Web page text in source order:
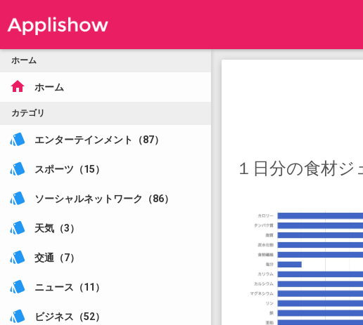
ホーム
home ホーム
カテゴリ
style エンターテインメント（87）
style スポーツ（15）
style ソーシャルネットワーク（86）
style 天気（3）
style 交通（7）
style ニュース（11）
style ビジネス（52）
１日分の食材ジ